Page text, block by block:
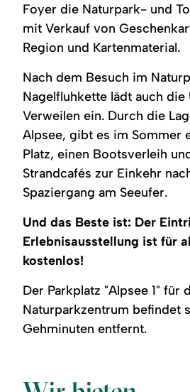
Foyer die Naturpark- und
mit Verkauf von
Region und Kartenmaterial.
Nach dem Besuch im
Nagelfluhkette lädt auch
Verweilen ein. Durch die
Alpsee, gibt es im Sommer
Platz, einen Bootsverleih
Strandcafés zur Einkehr
Spaziergang am Seeufer.
Und das Beste ist: Der
Erlebnisausstellung ist für
kostenlos!
Der Parkplatz "Alpsee 1" für
Naturparkzentrum befindet
Gehminuten entfernt.